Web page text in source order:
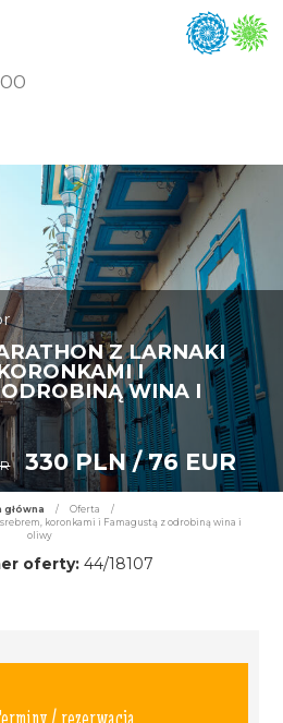
Z LARNAKI
I
WINA I
330 PLN / 76 EUR
główna / Oferta
/
koronkami i Famagustą z odrobiną wina i
oliwy
oferty:44/18107